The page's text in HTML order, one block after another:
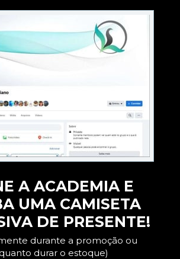
A ACADEMIA E
UMA CAMISETA
DE PRESENTE!
durante a promoção ou
durar o estoque)